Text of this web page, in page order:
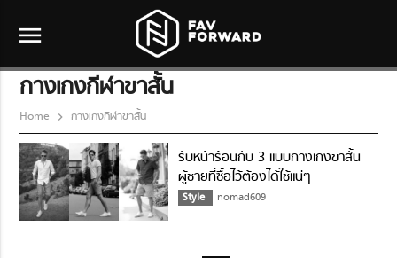
menu
กางเกงกีฬาขาสั้น
Home กางเกงกีฬาขาสั้น
รับหน้าร้อนกับ 3 แบบกางเกงขาสั้น
ผู้ชายที่ซื้อไว้ต้องได้ใช้แน่ๆ
Style nomad609